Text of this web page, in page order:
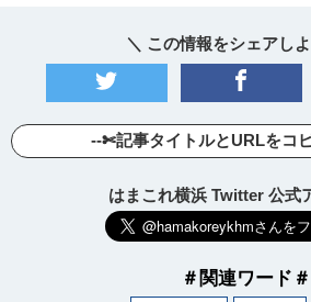
＼ この情報をシェアし
--✄記事タイトルとURLをコ
はまこれ横浜 Twitter 公式
＃関連ワード＃